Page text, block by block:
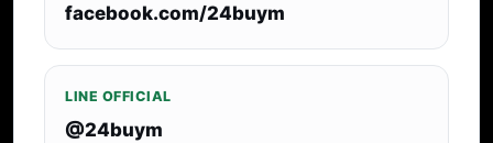
facebook.com/24buym
LINE OFFICIAL
@24buym